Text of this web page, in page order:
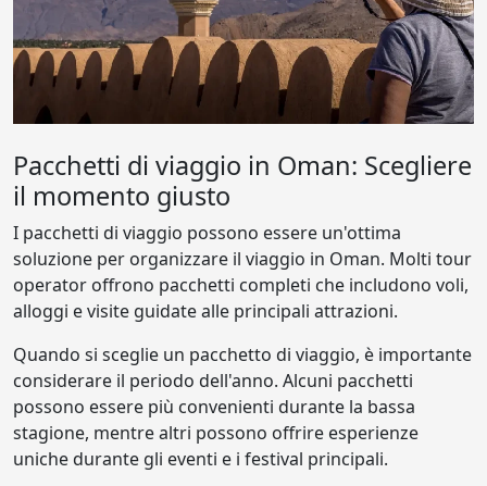
Pacchetti di viaggio in Oman: Scegliere
il momento giusto
I pacchetti di viaggio possono essere un'ottima
soluzione per organizzare il viaggio in Oman. Molti tour
operator offrono pacchetti completi che includono voli,
alloggi e visite guidate alle principali attrazioni.
Quando si sceglie un pacchetto di viaggio, è importante
considerare il periodo dell'anno. Alcuni pacchetti
possono essere più convenienti durante la bassa
stagione, mentre altri possono offrire esperienze
uniche durante gli eventi e i festival principali.